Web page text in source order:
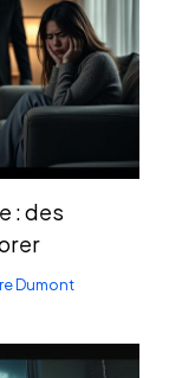
: des
Dumont